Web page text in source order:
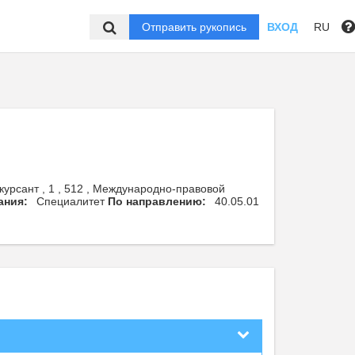
Отправить рукопись ВХОД RU
, 1 , 512 , Международно-правовой
Специалитет По направлению: 40.05.01